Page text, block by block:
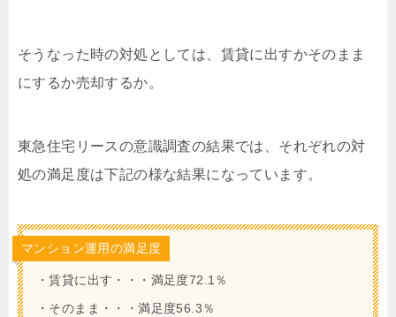
そうなった時の対処としては、賃貸に出すかそのまま
にするか売却するか。
東急住宅リースの意識調査の結果では、それぞれの対
処の満足度は下記の様な結果になっています。
マンション運用の満足度
・賃貸に出す・・・満足度72.1％
・そのまま・・・満足度56.3％